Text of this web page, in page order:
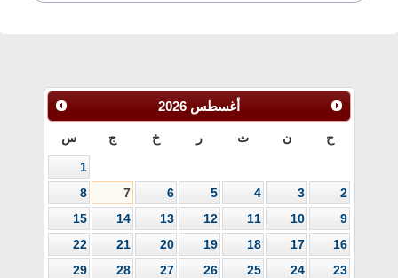
أغسطس 2026
ح ن ث ر خ ج س
1
2
3
4
5
6
7
8
9
10
11
12
13
14
15
16
17
18
19
20
21
22
23
24
25
26
27
28
29